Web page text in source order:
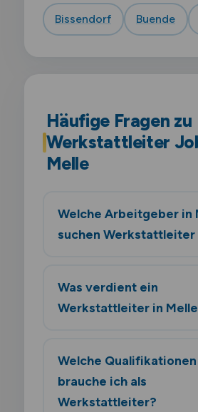
Bissendorf Buende
Häufige Fragen zu
Werkstattleiter
Melle
Welche Arbeitgeber in
suchen Werkstattleiter
Was verdient ein
Werkstattleiter in
Welche Qualifikationen
brauche ich als
Werkstattleiter?